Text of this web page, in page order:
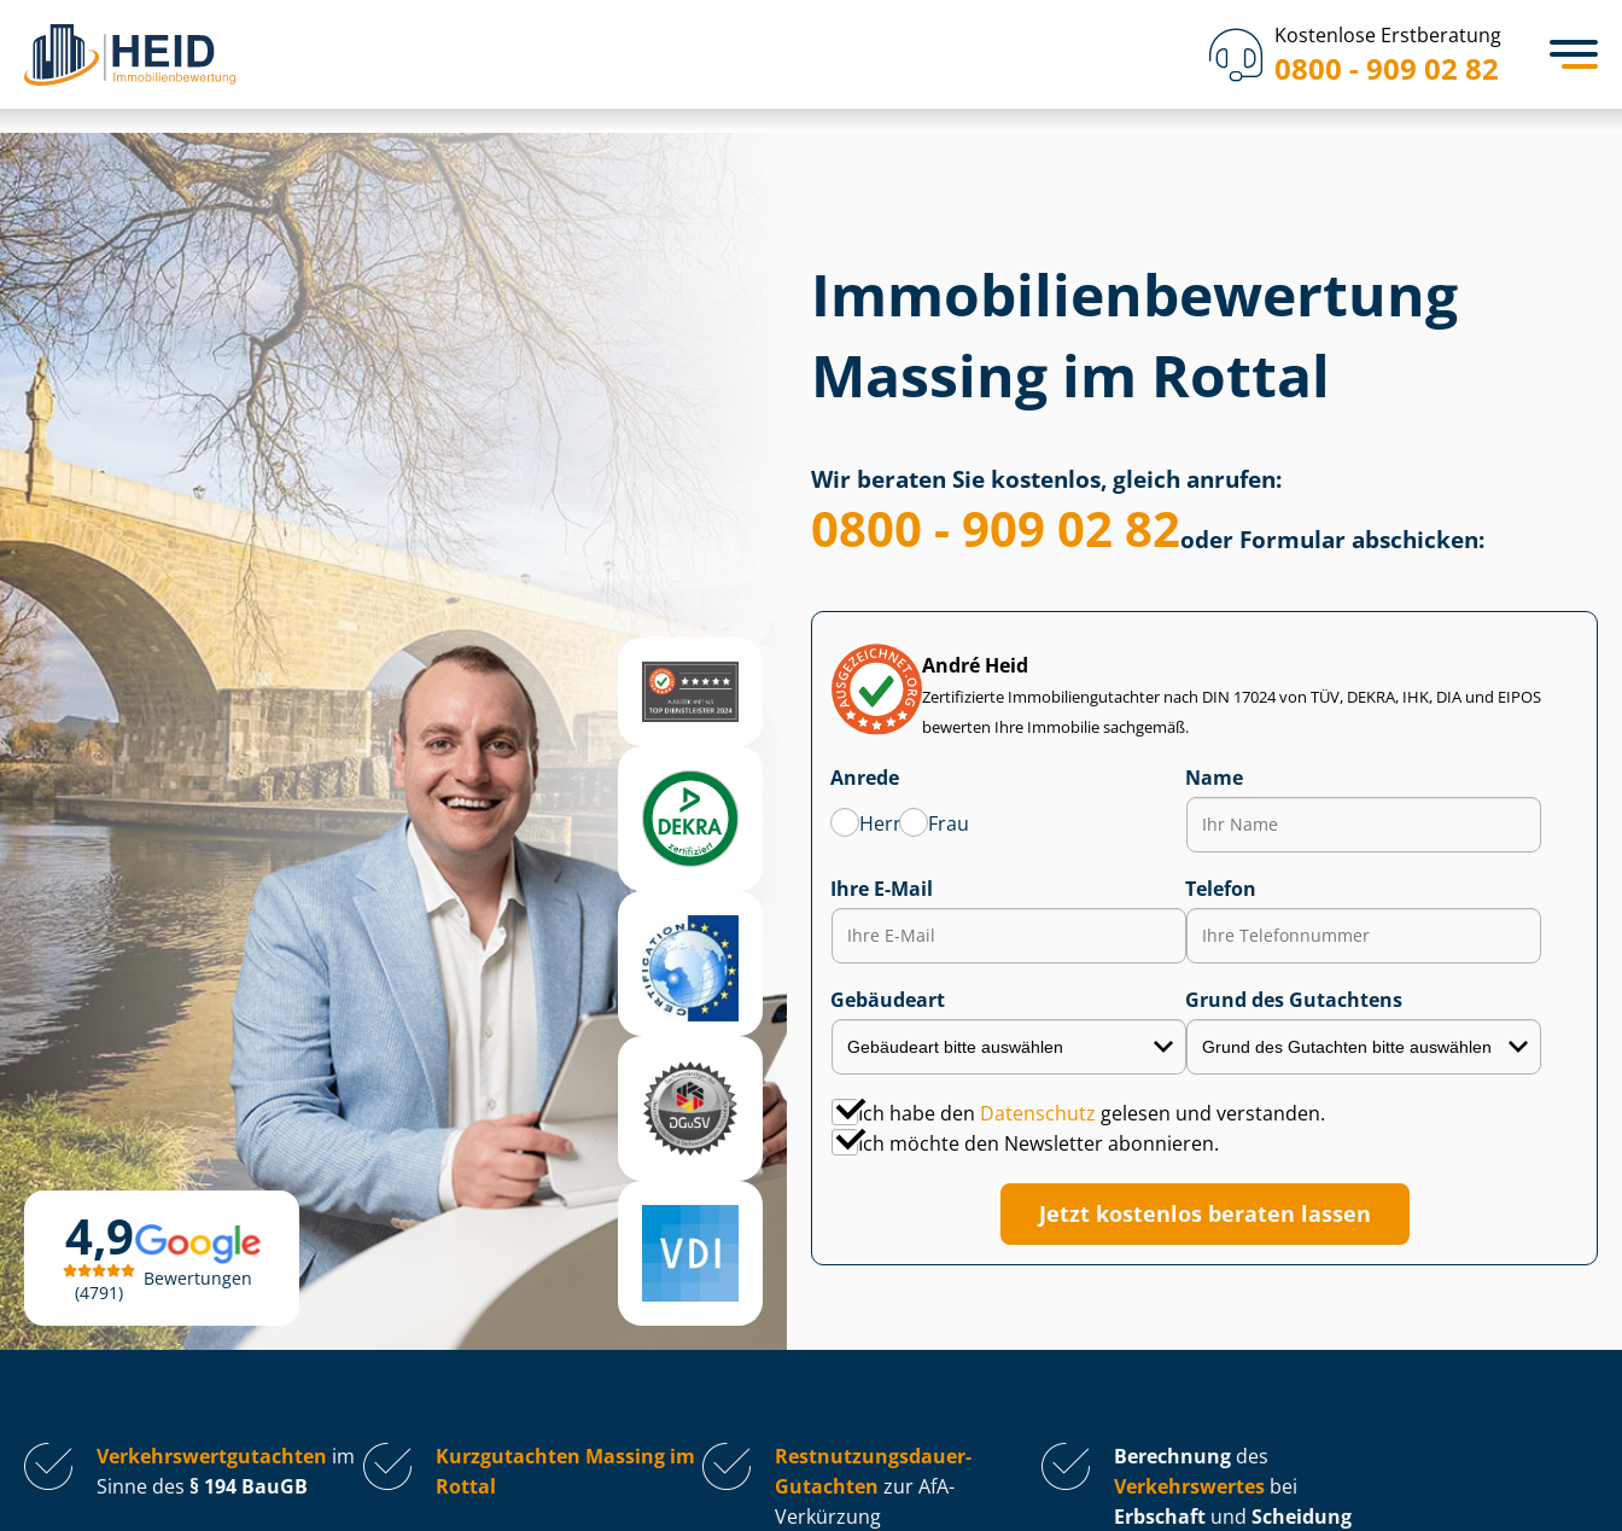
Kostenlose Erstberatung
0800 - 909 02 82
4,9
4791
Bewertungen
Immobilien­bewertung
Massing im Rottal
Wir beraten Sie kostenlos, gleich anrufen:
0800 - 909 02 82oder Formular abschicken:
André Heid
Zertifizierte Im­mo­bi­li­en­gut­ach­ter nach DIN 17024 von TÜV, DEKRA, IHK, DIA und EIPOS
bewerten Ihre Immobilie sachgemäß.
Anrede
Herr
Frau
Name
Ihre E-Mail Telefon
Gebäudeart Grund des Gutachtens
Ich habe den Datenschutz gelesen und verstanden.
Ich möchte den Newsletter abonnieren.
Jetzt kostenlos beraten lassen
Ver­kehrs­wert­gut­ach­ten im
Sinne des § 194 BauGB
Kurzgutachten Massing im
Rottal
Rest­nut­zungs­dau­er-
Gutachten zur AfA-
Verkürzung
Berechnung des
Verkehrswertes bei
Erbschaft und Scheidung